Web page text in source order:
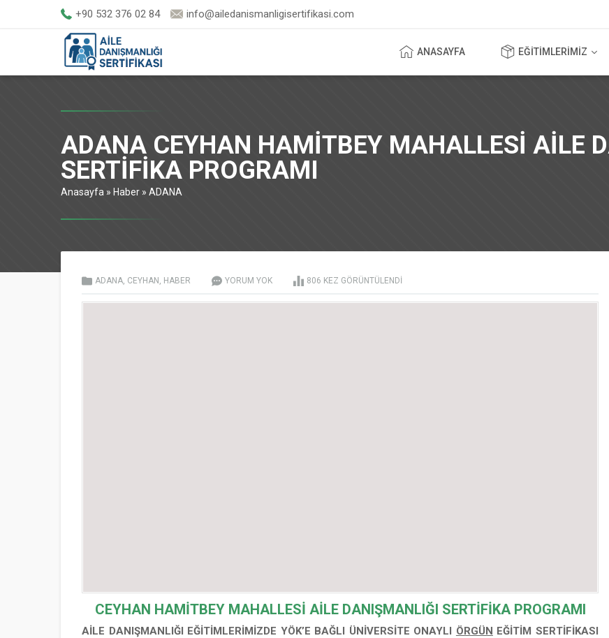
+90 532 376 02 84 info@ailedanismanligisertifikasi.com
ANASAYFA EĞİTİMLERİMİZ
ADANA CEYHAN HAMİTBEY MAHALLESİ AİLE
SERTİFİKA PROGRAMI
Anasayfa » Haber » ADANA
ADANA, CEYHAN , HABER YORUM YOK 806 KEZ GÖRÜNTÜLENDI
CEYHAN HAMİTBEY MAHALLESİ AİLE DANIŞMANLIĞI SERTİFİKA PROGRAMI
AİLE DANIŞMANLIĞI EĞİTİMLERİMİZDE YÖK’E BAĞLI ÜNİVERSİTE ONAYLI ÖRGÜN EĞİTİM SERTİFİKASI